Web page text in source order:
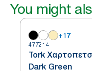
You might
+17
477214
Tork
Dark Green